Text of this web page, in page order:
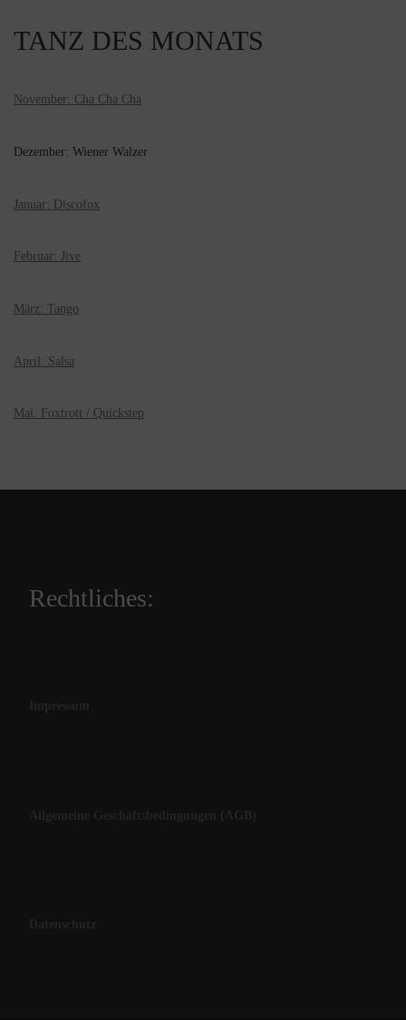
TANZ DES MONATS
November: Cha Cha Cha
Dezember: Wiener Walzer
Januar: Discofox
Februar: Jive
März: Tango
April: Salsa
Mai: Foxtrott / Quickstep
Rechtliches: